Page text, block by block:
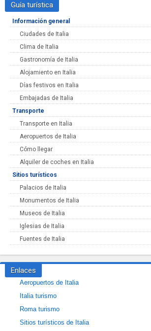
Guía turística
Información general
Ciudades de Italia
Clima de Italia
Gastronomía de Italia
Alojamiento en Italia
Días festivos en Italia
Embajadas de Italia
Transporte
Transporte en Italia
Aeropuertos de Italia
Cómo llegar
Alquiler de coches en Italia
Sitios turísticos
Palacios de Italia
Monumentos de Italia
Museos de Italia
Iglesias de Italia
Fuentes de Italia
Enlaces
Aeropuertos de Italia
Italia turismo
Roma turismo
Sitios turísticos de Italia